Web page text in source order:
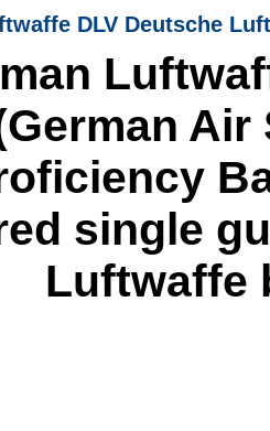
DLV Deutsche
single
Luftwaffe